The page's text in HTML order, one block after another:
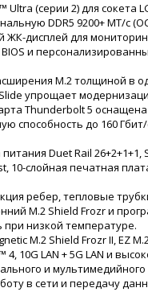
(серии 2) для сокета
DDR5 9200+ MT/с
ЖК-дисплей для
и
M.2 толщиной
упрощает
Thunderbolt 5
способность до 160
Duet Rail
10-слойная печатная
ребер, тепловые
M.2 Shield Frozr и
низкой температуре.
M.2 Shield Frozr II, EZ
10G LAN + 5G LAN и
и
в сети и передачу